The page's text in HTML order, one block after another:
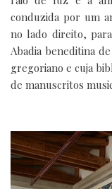
conduzida por um
no lado direito,
Abadia beneditina
gregoriano e cuja
de manuscritos